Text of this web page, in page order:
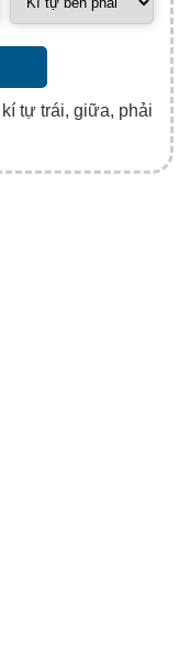
tự trái, giữa, phải